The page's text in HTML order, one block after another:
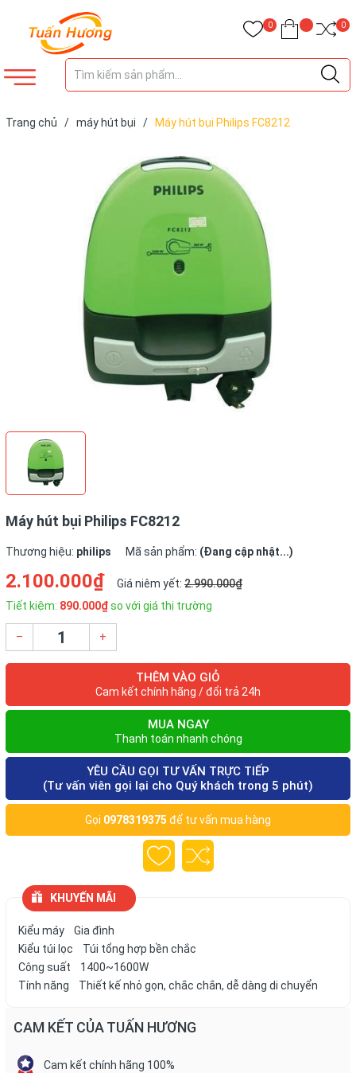
0 0
Trang chủ / máy hút bụi / Máy hút bụi Philips FC8212
Máy hút bụi Philips FC8212
Thương hiệu: philips Mã sản phẩm: (Đang cập nhật...)
2.100.000₫ Giá niêm yết: 2.990.000₫
Tiết kiệm: 890.000₫so với giá thị trường
– +
THÊM VÀO GIỎ
Cam kết chính hãng / đổi trả 24h
MUA NGAY
Thanh toán nhanh chóng
YÊU CẦU GỌI TƯ VẤN TRỰC TIẾP
(Tư vấn viên gọi lại cho Quý khách trong 5 phút)
Gọi 0978319375 để tư vấn mua hàng
KHUYẾN MÃI
Kiểu máy Gia đình
Kiểu túi lọc Túi tổng hợp bền chắc
Công suất 1400~1600W
Tính năng Thiết kế nhỏ gọn, chắc chắn, dễ dàng di chuyển
CAM KẾT CỦA TUẤN HƯƠNG
Cam kết chính hãng 100%